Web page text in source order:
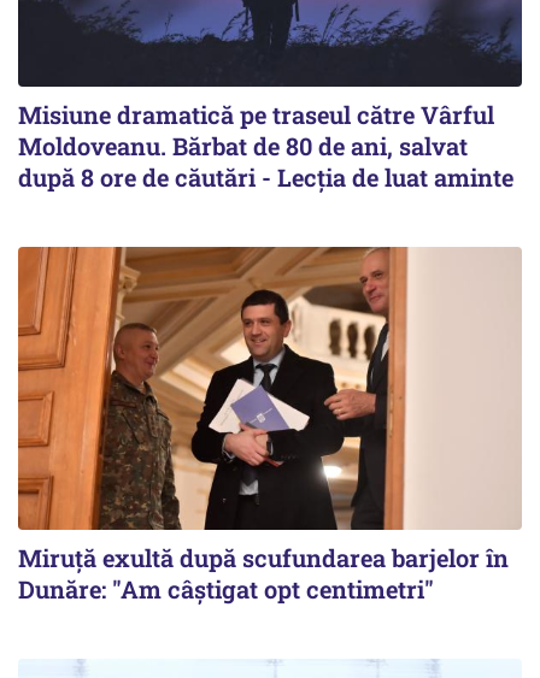
Misiune dramatică pe traseul către Vârful
Moldoveanu. Bărbat de 80 de ani, salvat
după 8 ore de căutări - Lecția de luat aminte
Miruță exultă după scufundarea barjelor în
Dunăre: "Am câștigat opt centimetri"